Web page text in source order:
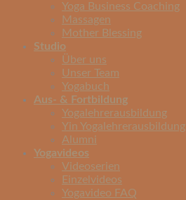
Yoga Business Coaching
Massagen
Mother Blessing
Studio
Über uns
Unser Team
Yogabuch
Aus- & Fortbildung
Yogalehrerausbildung
Yin Yogalehrerausbildung
Alumni
Yogavideos
Videoserien
Einzelvideos
Yogavideo FAQ